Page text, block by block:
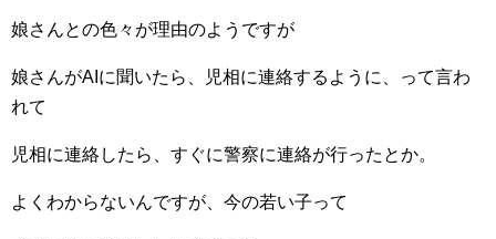
娘さんとの色々が理由のようですが
娘さんがAIに聞いたら、児相に連絡するように、って言わ
れて
児相に連絡したら、すぐに警察に連絡が行ったとか。
よくわからないんですが、今の若い子って